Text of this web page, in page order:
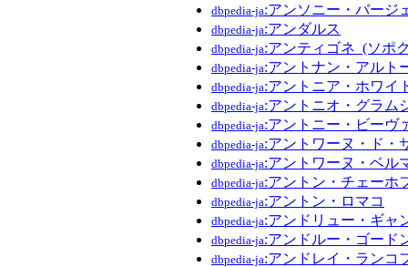
dbpedia-ja:アンソニー・バージ
dbpedia-ja:アンダルス
dbpedia-ja:アンティゴネ_(ソポ
dbpedia-ja:アントナン・アルト
dbpedia-ja:アントニア・ホワイ
dbpedia-ja:アントニオ・グラム
dbpedia-ja:アントニー・ビーヴ
dbpedia-ja:アントワーヌ・ド・
dbpedia-ja:アントワーヌ・ベル
dbpedia-ja:アントン・チェーホ
dbpedia-ja:アントン・ロマコ
dbpedia-ja:アンドリュー・ギャ
dbpedia-ja:アンドルー・ゴード
dbpedia-ja:アンドレイ・ランコ